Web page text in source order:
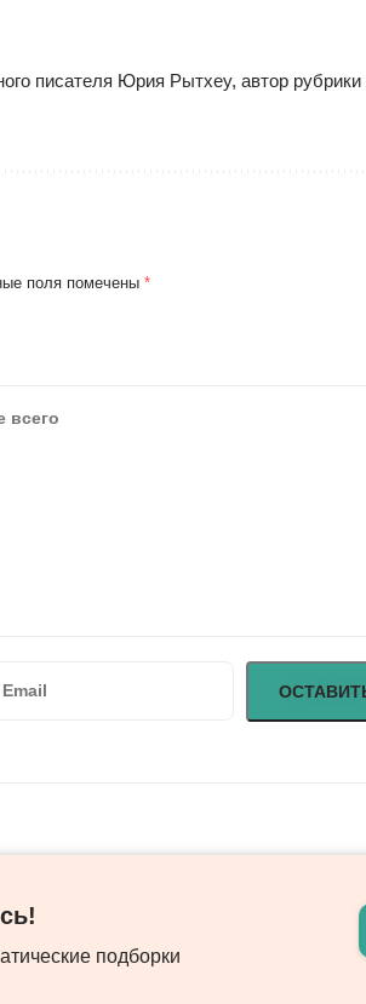
писателя Юрия Рытхеу, автор
поля помечены *
подборки